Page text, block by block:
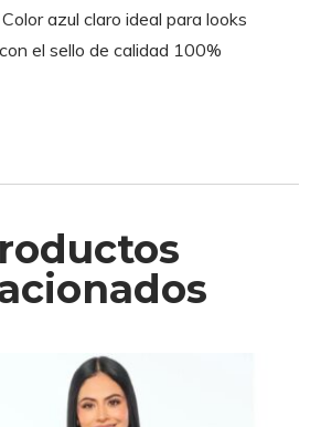
Color azul claro ideal para looks
el sello de calidad 100%